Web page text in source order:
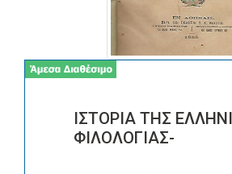
ΙΣΤΟΡΙΑ ΤΗΣ
ΦΙΛΟΛΟΓΙΑΣ-